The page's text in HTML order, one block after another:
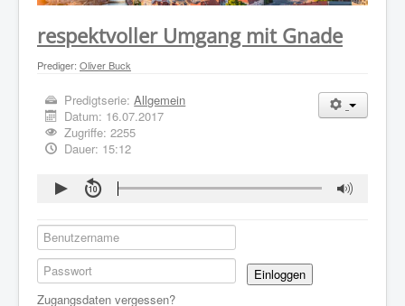
KONTAKT
respektvoller Umgang mit Gnade
Prediger: Oliver Buck
Predigtserie:Allgemein
Datum: 16.07.2017
Zugriffe: 2255
Dauer: 15:12
Einloggen
Zugangsdaten vergessen?